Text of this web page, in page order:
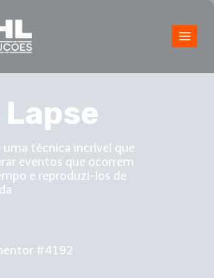
uma técnica incrível que
eventos que ocorrem
e reproduzi-los de
#4192